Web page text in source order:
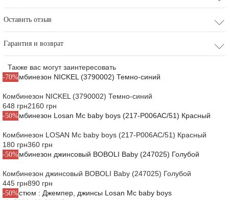
Оставить отзыв
Гарантия и возврат
Также вас могут заинтересовать
-70%
Комбинезон NICKEL (3790002) Темно-синий
648 грн2160 грн
-50%
Комбинезон LOSAN Mc baby boys (217-P006AC/51) Красный
180 грн360 грн
-50%
Комбинезон джинсовый BOBOLI Baby (247025) Голубой
445 грн890 грн
-50%